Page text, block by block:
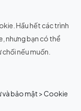
Hầu hết các trình
nhưng bạn có thể
nếu muốn.
và bảo mật > Cookie